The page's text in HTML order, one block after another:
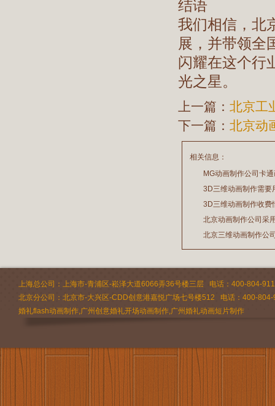
结语
我们相信，北
展，并带领全
闪耀在这个行
光之星。
上一篇： 北京工
下一篇： 北京动
相关信息：
MG动画制作公司卡
2026/07/21
3D三维动画制作需要
2026/03/19
3D三维动画制作收费
2026/02/28
北京动画制作公司采
2026/02/24
北京三维动画制作公
2026/02/09
上海总公司：上海市-青浦区-崧泽大道6066弄36号楼三层 电话：400-804-
北京分公司：北京市-大兴区-CDD创意港嘉悦广场七号楼512 电话：400-
婚礼flash动画制作,广州创意婚礼开场动画制作,广州婚礼动画短片制作